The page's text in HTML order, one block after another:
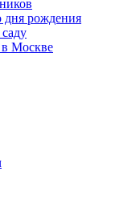
дня рождения
в Москве